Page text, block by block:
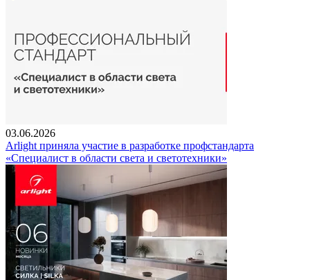
03.06.2026
Arlight приняла участие в разработке профстандарта
«Специалист в области света и светотехники»